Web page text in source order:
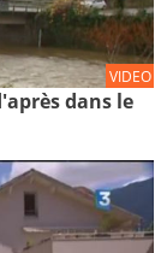
VIDEO
dans le